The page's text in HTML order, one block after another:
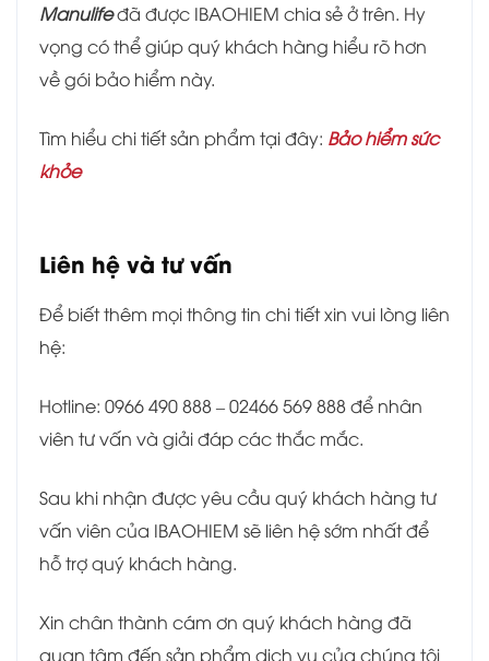
Manulifeđã được IBAOHIEM chia sẻ ở trên. Hy
vọng có thể giúp quý khách hàng hiểu rõ hơn
về gói bảo hiểm này.
Tìm hiểu chi tiết sản phẩm tại đây: Bảo hiểm sức
khỏe
Liên hệ và tư vấn
Để biết thêm mọi thông tin chi tiết xin vui lòng liên
hệ:
Hotline: 0966 490 888 – 02466 569 888 để nhân
viên tư vấn và giải đáp các thắc mắc.
Sau khi nhận được yêu cầu quý khách hàng tư
vấn viên của IBAOHIEM sẽ liên hệ sớm nhất để
hỗ trợ quý khách hàng.
Xin chân thành cám ơn quý khách hàng đã
quan tâm đến sản phẩm dịch vụ của chúng tôi